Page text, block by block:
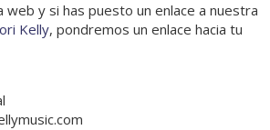
web y si has puesto un enlace a nuestra
Kelly, pondremos un enlace hacia tu